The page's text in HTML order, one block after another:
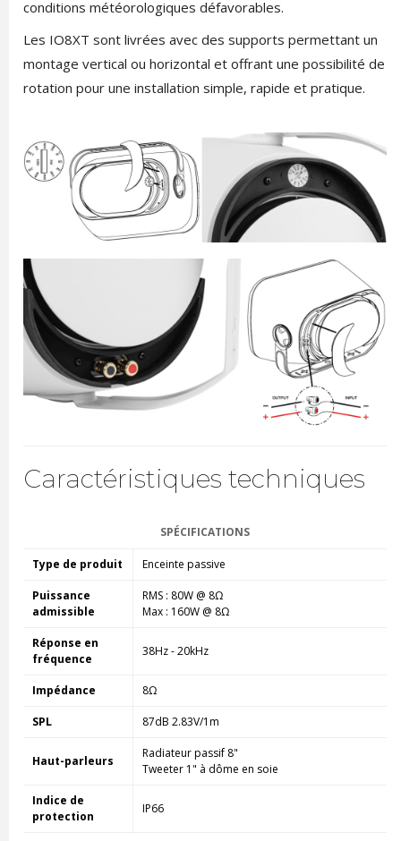
conditions météorologiques défavorables.
Les IO8XT sont livrées avec des supports permettant un
montage vertical ou horizontal et offrant une possibilité de
rotation pour une installation simple, rapide et pratique.
Caractéristiques techniques
SPÉCIFICATIONS
Type de produit Enceinte passive
Puissance
admissible
RMS : 80W @ 8Ω
Max : 160W @ 8Ω
Réponse en
fréquence
38Hz - 20kHz
Impédance 8Ω
SPL 87dB 2.83V/1m
Haut-parleurs
Radiateur passif 8"
Tweeter 1" à dôme en soie
Indice de
protection
IP66